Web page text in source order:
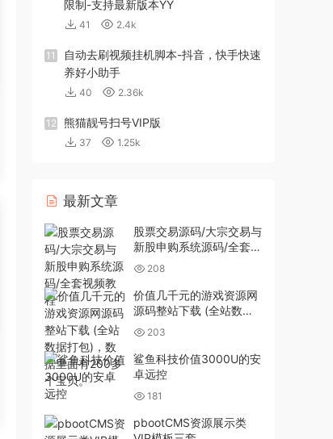
限制-支持最新版本YY
41 2.4k
11
自动去刷视频挂机脚本-抖音，快手快速
养好小助手
40 2.36k
12 熊猫靓号扫号VIP版
37 1.25k
最新文章
股票交易源码/大宗交易与
新股申购系统源码/全套视
频教程
208
价值几千元的游戏资源网
源码整站下载 (全站数据
打包)，数据里面有200多
个宝贝。
203
鲨鱼科技价值3000U的安
卓远控
181
pbootCMS资源展示类